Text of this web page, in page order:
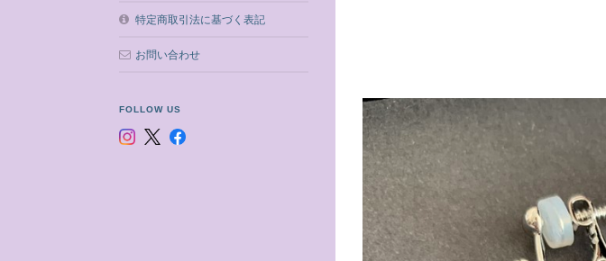
特定商取引法に基づく表記
お問い合わせ
FOLLOW US